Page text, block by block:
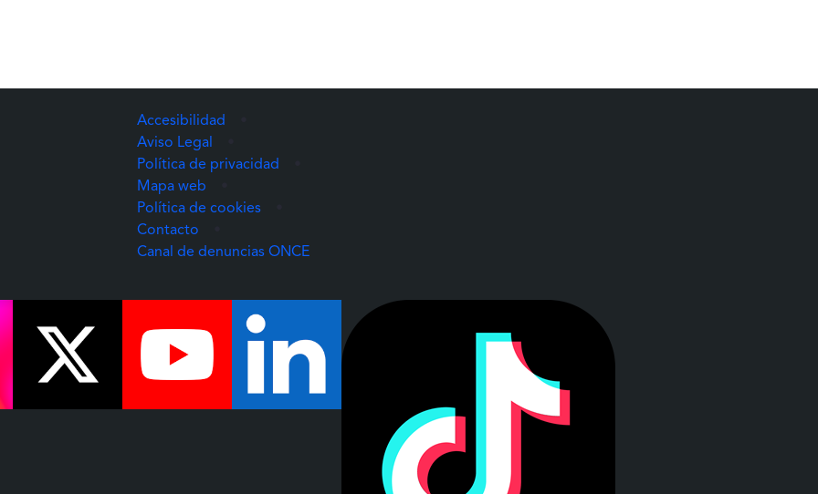
Accesibilidad
Aviso Legal
Política de privacidad
Mapa web
Política de cookies
Contacto
Canal de denuncias ONCE(Abre una nueva ventana)